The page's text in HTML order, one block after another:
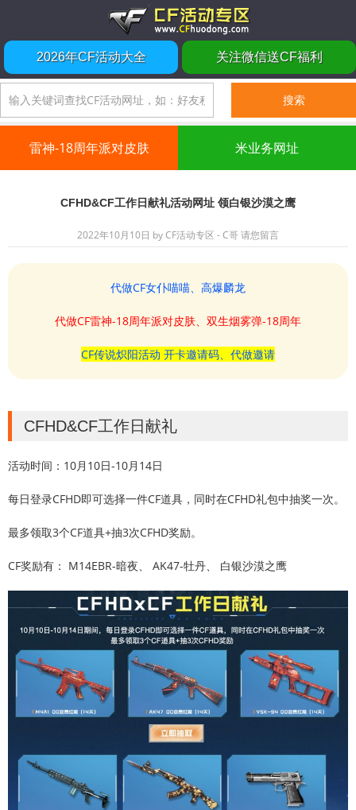
2026年CF活动大全 关注微信送CF福利
雷神-18周年派对皮肤 米业务网址
CFHD&CF工作日献礼活动网址 领白银沙漠之鹰
2022年10月10日 byCF活动专区 - C哥请您留言
代做CF女仆喵喵、高爆麟龙
代做CF雷神-18周年派对皮肤、双生烟雾弹-18周年
CF传说炽阳活动 开卡邀请码、代做邀请
CFHD&CF工作日献礼
活动时间：10月10日-10月14日
每日登录CFHD即可选择一件CF道具，同时在CFHD礼包中抽奖一次。
最多领取3个CF道具+抽3次CFHD奖励。
CF奖励有： M14EBR-暗夜、 AK47-牡丹、 白银沙漠之鹰